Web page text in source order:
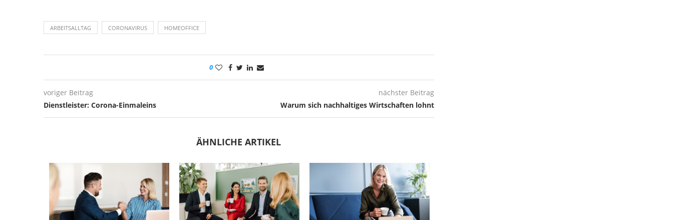
ARBEITSALLTAG CORONAVIRUS HOMEOFFICE
0
voriger Beitrag
Dienstleister: Corona-Einmaleins
nächster Beitrag
Warum sich nachhaltiges Wirtschaften lohnt
ÄHNLICHE ARTIKEL